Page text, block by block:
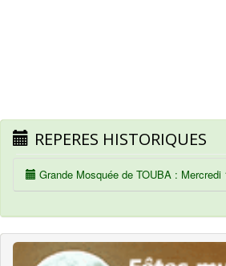
REPERES HISTORIQUES
Grande Mosquée de TOUBA : Mercredi